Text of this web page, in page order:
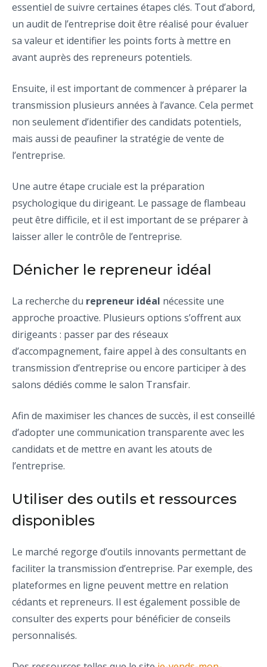
essentiel de suivre certaines étapes clés. Tout d’abord,
un audit de l’entreprise doit être réalisé pour évaluer
sa valeur et identifier les points forts à mettre en
avant auprès des repreneurs potentiels.
Ensuite, il est important de commencer à préparer la
transmission plusieurs années à l’avance. Cela permet
non seulement d’identifier des candidats potentiels,
mais aussi de peaufiner la stratégie de vente de
l’entreprise.
Une autre étape cruciale est la préparation
psychologique du dirigeant. Le passage de flambeau
peut être difficile, et il est important de se préparer à
laisser aller le contrôle de l’entreprise.
Dénicher le repreneur idéal
La recherche du repreneur idéal nécessite une
approche proactive. Plusieurs options s’offrent aux
dirigeants : passer par des réseaux
d’accompagnement, faire appel à des consultants en
transmission d’entreprise ou encore participer à des
salons dédiés comme le salon Transfair.
Afin de maximiser les chances de succès, il est conseillé
d’adopter une communication transparente avec les
candidats et de mettre en avant les atouts de
l’entreprise.
Utiliser des outils et ressources
disponibles
Le marché regorge d’outils innovants permettant de
faciliter la transmission d’entreprise. Par exemple, des
plateformes en ligne peuvent mettre en relation
cédants et repreneurs. Il est également possible de
consulter des experts pour bénéficier de conseils
personnalisés.